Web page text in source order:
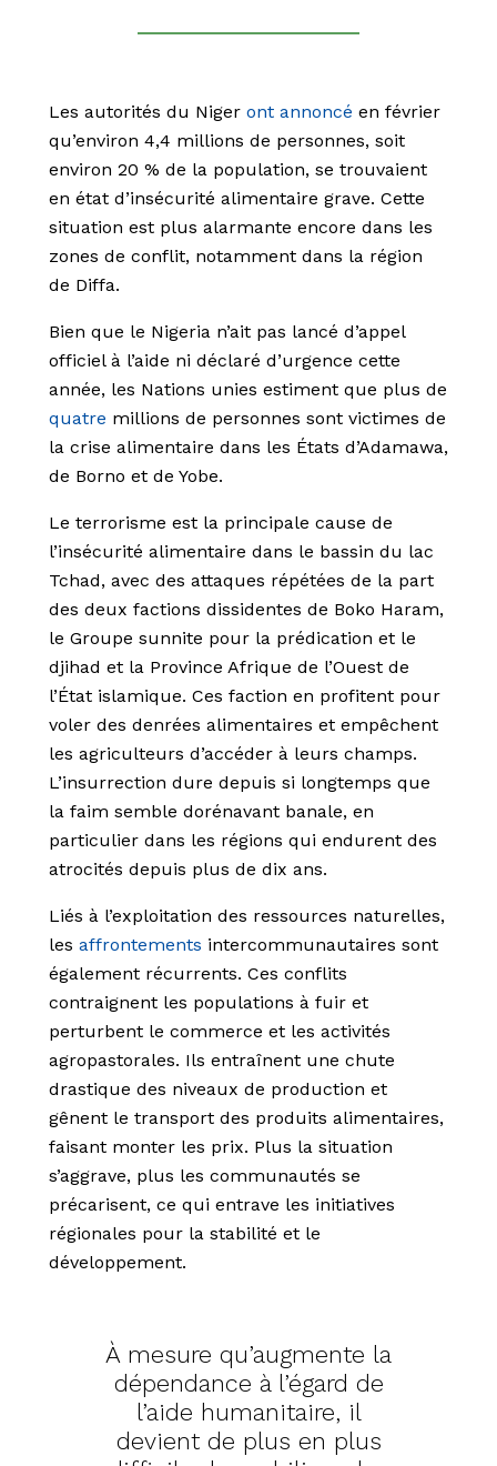
Les autorités du Niger ont annoncé en février
qu’environ 4,4 millions de personnes, soit
environ 20 % de la population, se trouvaient
en état d’insécurité alimentaire grave. Cette
situation est plus alarmante encore dans les
zones de conflit, notamment dans la région
de Diffa.
Bien que le Nigeria n’ait pas lancé d’appel
officiel à l’aide ni déclaré d’urgence cette
année, les Nations unies estiment que plus de
quatre millions de personnes sont victimes de
la crise alimentaire dans les États d’Adamawa,
de Borno et de Yobe.
Le terrorisme est la principale cause de
l’insécurité alimentaire dans le bassin du lac
Tchad, avec des attaques répétées de la part
des deux factions dissidentes de Boko Haram,
le Groupe sunnite pour la prédication et le
djihad et la Province Afrique de l’Ouest de
l’État islamique. Ces faction en profitent pour
voler des denrées alimentaires et empêchent
les agriculteurs d’accéder à leurs champs.
L’insurrection dure depuis si longtemps que
la faim semble dorénavant banale, en
particulier dans les régions qui endurent des
atrocités depuis plus de dix ans.
Liés à l’exploitation des ressources naturelles,
les affrontements intercommunautaires sont
également récurrents. Ces conflits
contraignent les populations à fuir et
perturbent le commerce et les activités
agropastorales. Ils entraînent une chute
drastique des niveaux de production et
gênent le transport des produits alimentaires,
faisant monter les prix. Plus la situation
s’aggrave, plus les communautés se
précarisent, ce qui entrave les initiatives
régionales pour la stabilité et le
développement.
À mesure qu’augmente la
dépendance à l’égard de
l’aide humanitaire, il
devient de plus en plus